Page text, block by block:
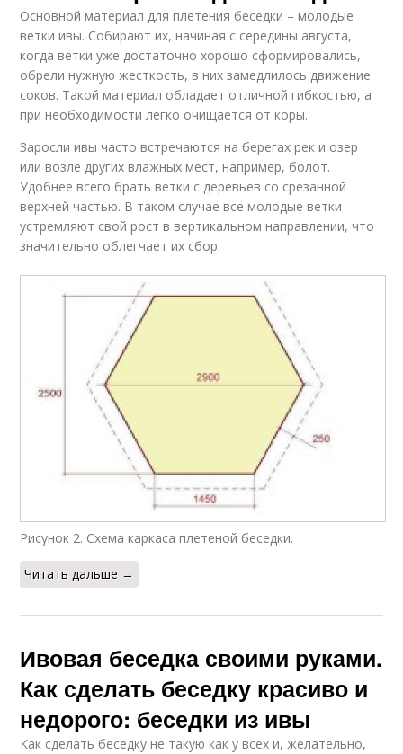
Основной материал для плетения беседки – молодые
ветки ивы. Собирают их, начиная с середины августа,
когда ветки уже достаточно хорошо сформировались,
обрели нужную жесткость, в них замедлилось движение
соков. Такой материал обладает отличной гибкостью, а
при необходимости легко очищается от коры.
Заросли ивы часто встречаются на берегах рек и озер
или возле других влажных мест, например, болот.
Удобнее всего брать ветки с деревьев со срезанной
верхней частью. В таком случае все молодые ветки
устремляют свой рост в вертикальном направлении, что
значительно облегчает их сбор.
Рисунок 2. Схема каркаса плетеной беседки.
Читать дальше →
Ивовая беседка своими руками.
Как сделать беседку красиво и
недорого: беседки из ивы
Как сделать беседку не такую как у всех и, желательно,